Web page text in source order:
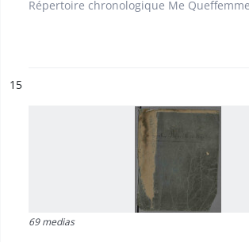
Répertoire chronologique Me Queffemme
n°
15
69 medias